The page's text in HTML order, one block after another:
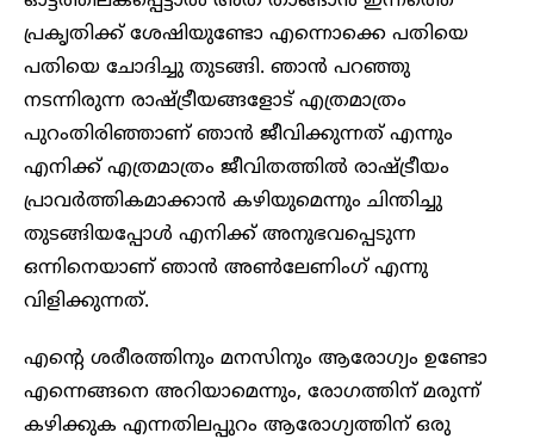
പ്രകൃതിക്ക് ശേഷിയുണ്ടോ എന്നൊക്കെ പതിയെ
പതിയെ ചോദിച്ചു തുടങ്ങി. ഞാൻ പറഞ്ഞു
നടന്നിരുന്ന രാഷ്ട്രീയങ്ങളോട് എത്രമാത്രം
പുറംതിരിഞ്ഞാണ് ഞാൻ ജീവിക്കുന്നത് എന്നും
എനിക്ക് എത്രമാത്രം ജീവിതത്തിൽ രാഷ്ട്രീയം
പ്രാവർത്തികമാക്കാൻ കഴിയുമെന്നും ചിന്തിച്ചു
തുടങ്ങിയപ്പോൾ എനിക്ക് അനുഭവപ്പെടുന്ന
ഒന്നിനെയാണ് ഞാൻ അൺലേണിംഗ് എന്നു
വിളിക്കുന്നത്.
എന്റെ ശരീരത്തിനും മനസിനും ആരോഗ്യം ഉണ്ടോ
എന്നെങ്ങനെ അറിയാമെന്നും, രോഗത്തിന് മരുന്ന്
കഴിക്കുക എന്നതിലപ്പുറം ആരോഗ്യത്തിന് ഒരു